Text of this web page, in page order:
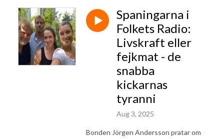
Spaningarna i
Folkets Radio:
Livskraft eller
fejkmat - de
snabba
kickarnas
tyranni
Aug 3, 2025
Bonden Jörgen Andersson pratar om